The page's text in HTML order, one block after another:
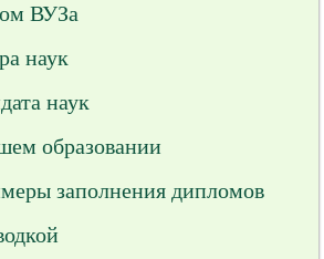
ВУЗа
наук
наук
образовании
заполнения дипломов